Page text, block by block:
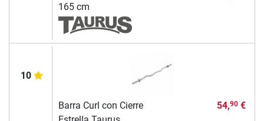
165 cm
10
Barra Curl con Cierre
54,90€